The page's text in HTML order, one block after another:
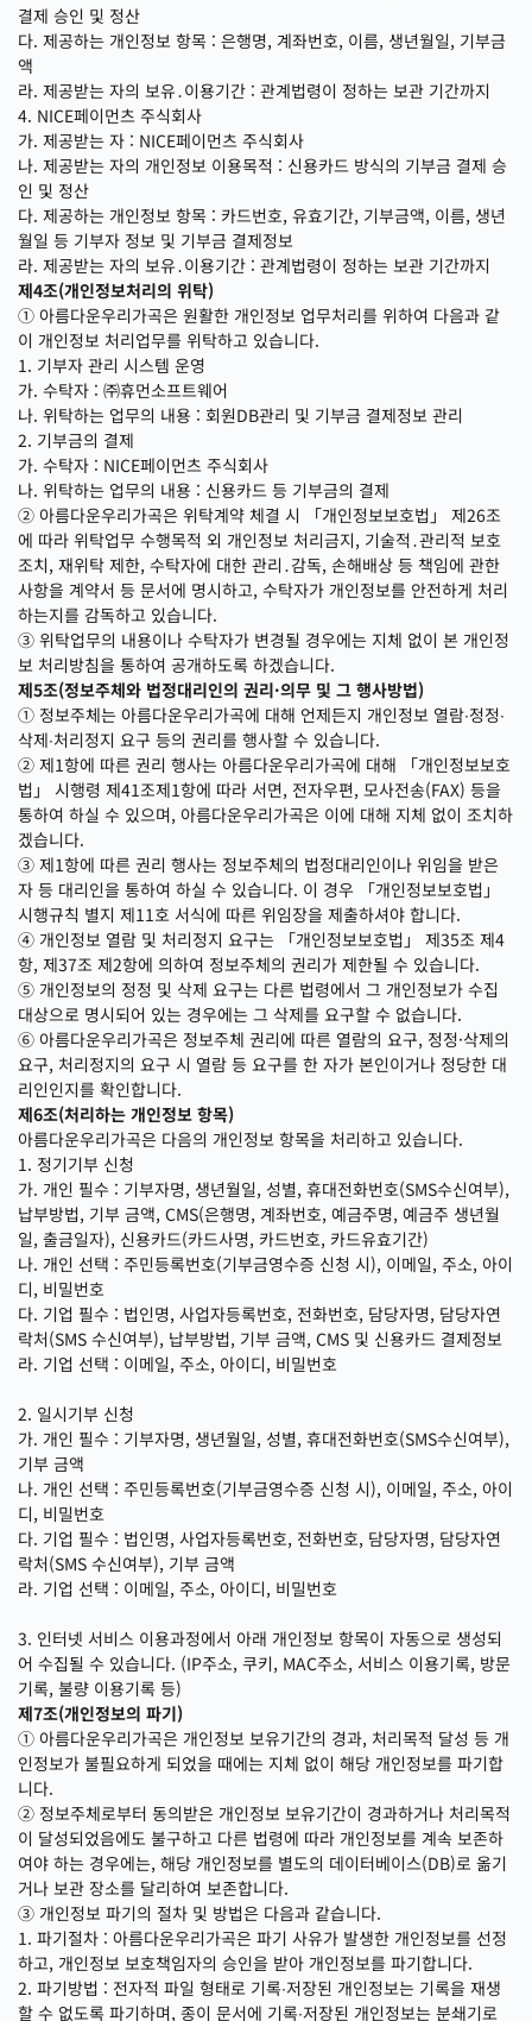
결제 승인 및 정산
다. 제공하는 개인정보 항목 : 은행명, 계좌번호, 이름, 생년월일, 기부금
액
라. 제공받는 자의 보유․이용기간 : 관계법령이 정하는 보관 기간까지
4. NICE페이먼츠 주식회사
가. 제공받는 자 : NICE페이먼츠 주식회사
나. 제공받는 자의 개인정보 이용목적 : 신용카드 방식의 기부금 결제 승
인 및 정산
다. 제공하는 개인정보 항목 : 카드번호, 유효기간, 기부금액, 이름, 생년
월일 등 기부자 정보 및 기부금 결제정보
라. 제공받는 자의 보유․이용기간 : 관계법령이 정하는 보관 기간까지
제4조(개인정보처리의 위탁)
① 아름다운우리가곡은 원활한 개인정보 업무처리를 위하여 다음과 같
이 개인정보 처리업무를 위탁하고 있습니다.
1. 기부자 관리 시스템 운영
가. 수탁자 : ㈜휴먼소프트웨어
나. 위탁하는 업무의 내용 : 회원DB관리 및 기부금 결제정보 관리
2. 기부금의 결제
가. 수탁자 : NICE페이먼츠 주식회사
나. 위탁하는 업무의 내용 : 신용카드 등 기부금의 결제
② 아름다운우리가곡은 위탁계약 체결 시 「개인정보보호법」 제26조
에 따라 위탁업무 수행목적 외 개인정보 처리금지, 기술적․관리적 보호
조치, 재위탁 제한, 수탁자에 대한 관리․감독, 손해배상 등 책임에 관한
사항을 계약서 등 문서에 명시하고, 수탁자가 개인정보를 안전하게 처리
하는지를 감독하고 있습니다.
③ 위탁업무의 내용이나 수탁자가 변경될 경우에는 지체 없이 본 개인정
보 처리방침을 통하여 공개하도록 하겠습니다.
제5조(정보주체와 법정대리인의 권리·의무 및 그 행사방법)
① 정보주체는 아름다운우리가곡에 대해 언제든지 개인정보 열람∙정정∙
삭제∙처리정지 요구 등의 권리를 행사할 수 있습니다.
② 제1항에 따른 권리 행사는 아름다운우리가곡에 대해 「개인정보보호
법」 시행령 제41조제1항에 따라 서면, 전자우편, 모사전송(FAX) 등을
통하여 하실 수 있으며, 아름다운우리가곡은 이에 대해 지체 없이 조치하
겠습니다.
③ 제1항에 따른 권리 행사는 정보주체의 법정대리인이나 위임을 받은
자 등 대리인을 통하여 하실 수 있습니다. 이 경우 「개인정보보호법」
시행규칙 별지 제11호 서식에 따른 위임장을 제출하셔야 합니다.
④ 개인정보 열람 및 처리정지 요구는 「개인정보보호법」 제35조 제4
항, 제37조 제2항에 의하여 정보주체의 권리가 제한될 수 있습니다.
⑤ 개인정보의 정정 및 삭제 요구는 다른 법령에서 그 개인정보가 수집
대상으로 명시되어 있는 경우에는 그 삭제를 요구할 수 없습니다.
⑥ 아름다운우리가곡은 정보주체 권리에 따른 열람의 요구, 정정·삭제의
요구, 처리정지의 요구 시 열람 등 요구를 한 자가 본인이거나 정당한 대
리인인지를 확인합니다.
제6조(처리하는 개인정보 항목)
아름다운우리가곡은 다음의 개인정보 항목을 처리하고 있습니다.
1. 정기기부 신청
가. 개인 필수 : 기부자명, 생년월일, 성별, 휴대전화번호(SMS수신여부),
납부방법, 기부 금액, CMS(은행명, 계좌번호, 예금주명, 예금주 생년월
일, 출금일자), 신용카드(카드사명, 카드번호, 카드유효기간)
나. 개인 선택 : 주민등록번호(기부금영수증 신청 시), 이메일, 주소, 아이
디, 비밀번호
다. 기업 필수 : 법인명, 사업자등록번호, 전화번호, 담당자명, 담당자연
락처(SMS 수신여부), 납부방법, 기부 금액, CMS 및 신용카드 결제정보
라. 기업 선택 : 이메일, 주소, 아이디, 비밀번호
2. 일시기부 신청
가. 개인 필수 : 기부자명, 생년월일, 성별, 휴대전화번호(SMS수신여부),
기부 금액
나. 개인 선택 : 주민등록번호(기부금영수증 신청 시), 이메일, 주소, 아이
디, 비밀번호
다. 기업 필수 : 법인명, 사업자등록번호, 전화번호, 담당자명, 담당자연
락처(SMS 수신여부), 기부 금액
라. 기업 선택 : 이메일, 주소, 아이디, 비밀번호
3. 인터넷 서비스 이용과정에서 아래 개인정보 항목이 자동으로 생성되
어 수집될 수 있습니다. (IP주소, 쿠키, MAC주소, 서비스 이용기록, 방문
기록, 불량 이용기록 등)
제7조(개인정보의 파기)
① 아름다운우리가곡은 개인정보 보유기간의 경과, 처리목적 달성 등 개
인정보가 불필요하게 되었을 때에는 지체 없이 해당 개인정보를 파기합
니다.
② 정보주체로부터 동의받은 개인정보 보유기간이 경과하거나 처리목적
이 달성되었음에도 불구하고 다른 법령에 따라 개인정보를 계속 보존하
여야 하는 경우에는, 해당 개인정보를 별도의 데이터베이스(DB)로 옮기
거나 보관 장소를 달리하여 보존합니다.
③ 개인정보 파기의 절차 및 방법은 다음과 같습니다.
1. 파기절차 : 아름다운우리가곡은 파기 사유가 발생한 개인정보를 선정
하고, 개인정보 보호책임자의 승인을 받아 개인정보를 파기합니다.
2. 파기방법 : 전자적 파일 형태로 기록∙저장된 개인정보는 기록을 재생
할 수 없도록 파기하며, 종이 문서에 기록∙저장된 개인정보는 분쇄기로